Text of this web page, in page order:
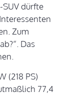
SUV dürfte
Zum
Das
(218 PS)
77,4